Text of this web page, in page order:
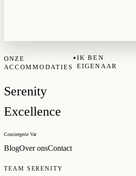
ONZE
ACCOMMODATIES
•IK BEN
EIGENAAR
Serenity
Excellence
Conciergerie Var
BlogOver onsContact
TEAM SERENITY